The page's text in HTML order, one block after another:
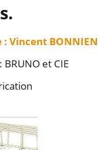
: Vincent BONNIEN
et CIE